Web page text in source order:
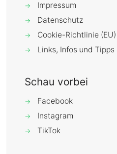
→ Impressum
→ Datenschutz
→ Cookie-Richtlinie (EU)
→ Links, Infos und Tipps
Schau vorbei
→ Facebook
→ Instagram
→ TikTok